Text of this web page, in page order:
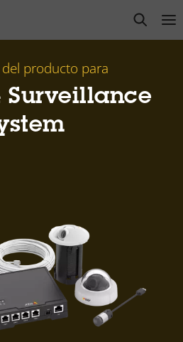
open
producto para
Surveillance